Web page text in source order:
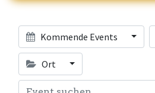
Kommende Events
Ort